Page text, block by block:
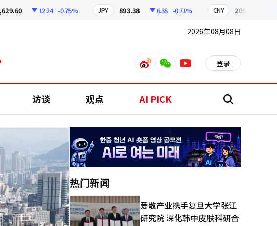
12.24 -0.75% JPY 893.38 6.38 -0.71% CNY 209.17
2026年08月08日
weiboweixinyoutube 登录
访谈 观点 AI PICK 搜
热门新闻
爱敬产业携手复旦大学张江
研究院 深化韩中皮肤科研合